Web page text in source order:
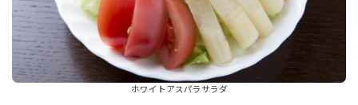
ホワイトアスパラサラダ